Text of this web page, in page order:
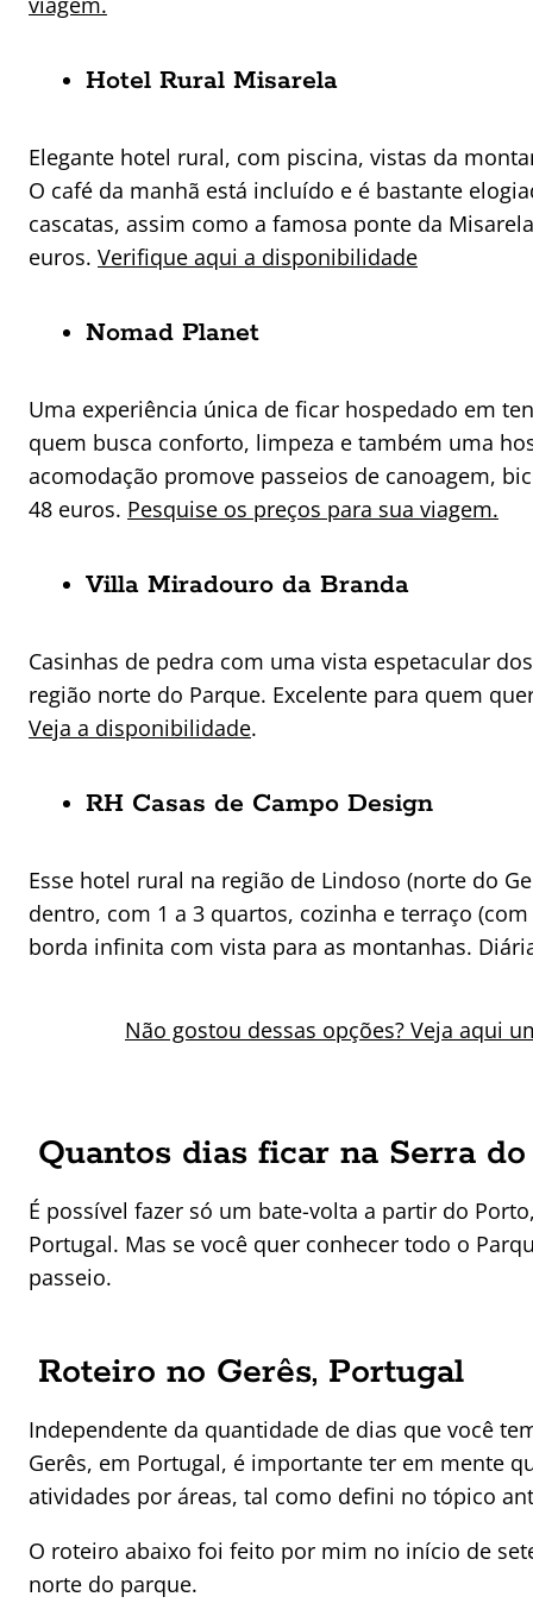
Hotel Rural Misarela
Elegante hotel rural, com piscina, vistas da
O café da manhã está incluído e é bastante
cascatas, assim como a famosa ponte da
euros. Verifique aqui a disponibilidade
Nomad Planet
Uma experiência única de ficar hospedado em
quem busca conforto, limpeza e também uma
acomodação promove passeios de canoagem,
48 euros. Pesquise os preços para sua viagem.
Villa Miradouro da Branda
Casinhas de pedra com uma vista espetacular
região norte do Parque. Excelente para quem
Veja a disponibilidade.
RH Casas de Campo Design
Esse hotel rural na região de Lindoso (norte do
dentro, com 1 a 3 quartos, cozinha e terraço
borda infinita com vista para as montanhas.
Não gostou dessas opções? Veja aqui
Quantos dias ficar na Serra do
É possível fazer só um bate-volta a partir do
Portugal. Mas se você quer conhecer todo o
passeio.
Roteiro no Gerês, Portugal
Independente da quantidade de dias que você
Gerês, em Portugal, é importante ter em mente
atividades por áreas, tal como defini no tópico
O roteiro abaixo foi feito por mim no início de
norte do parque.